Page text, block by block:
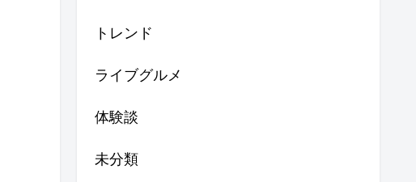
トレンド
ライブグルメ
体験談
未分類